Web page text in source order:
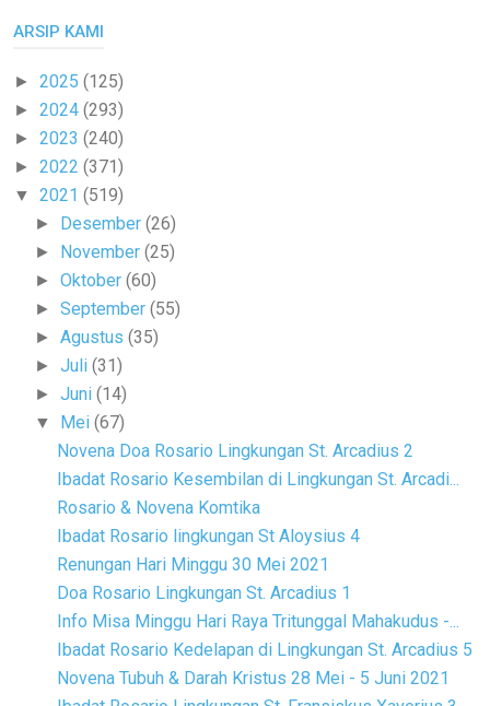
ARSIP KAMI
► 2025 (125)
► 2024 (293)
► 2023 (240)
► 2022 (371)
▼ 2021 (519)
► Desember(26)
► November(25)
►Oktober(60)
►September(55)
►Agustus(35)
►Juli(31)
►Juni(14)
▼ Mei(67)
Novena Doa Rosario Lingkungan St. Arcadius 2
Ibadat Rosario Kesembilan di Lingkungan St. Arcadi...
Rosario & Novena Komtika
Ibadat Rosario lingkungan St Aloysius 4
Renungan Hari Minggu 30 Mei 2021
Doa Rosario Lingkungan St. Arcadius 1
Info Misa Minggu Hari Raya Tritunggal Mahakudus -...
Ibadat Rosario Kedelapan di Lingkungan St. Arcadius 5
Novena Tubuh & Darah Kristus 28 Mei - 5 Juni 2021